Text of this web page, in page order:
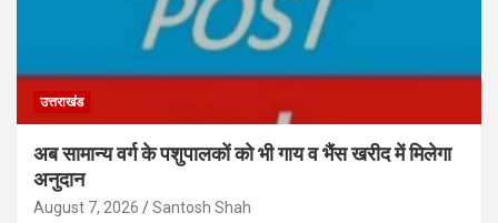
उत्तराखंड
अब सामान्य वर्ग के पशुपालकों को भी गाय व भैंस खरीद में मिलेगा
अनुदान
August 7, 2026 Santosh Shah